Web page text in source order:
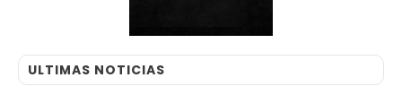
ULTIMAS NOTICIAS